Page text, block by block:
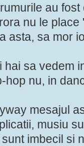
au
nu le place
asta, sa mor
hai sa vedem
hop nu, in
mesajul
musiu
imbecil si